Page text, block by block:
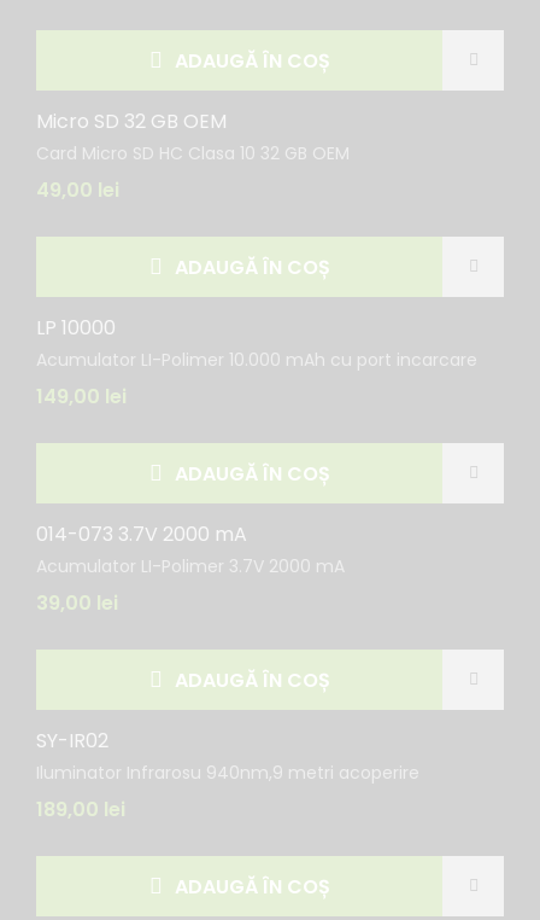
ADAUGĂ ÎN COȘ
Micro SD 32 GB OEM
Card Micro SD HC Clasa 10 32 GB OEM
49,00 lei
ADAUGĂ ÎN COȘ
LP 10000
Acumulator LI-Polimer 10.000 mAh cu port incarcare
149,00 lei
ADAUGĂ ÎN COȘ
014-073 3.7V 2000 mA
Acumulator LI-Polimer 3.7V 2000 mA
39,00 lei
ADAUGĂ ÎN COȘ
SY-IR02
Iluminator Infrarosu 940nm,9 metri acoperire
189,00 lei
ADAUGĂ ÎN COȘ